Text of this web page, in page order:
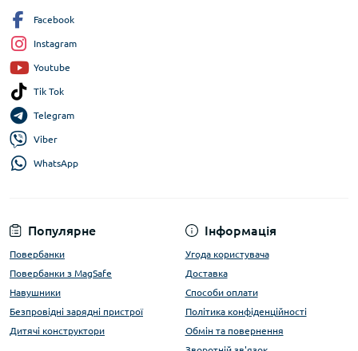
Популярне
Повербанки
Повербанки з MagSafe
Навушники
Безпровідні зарядні пристрої
Дитячі конструктори
Інформація
Угода користувача
Доставка
Способи оплати
Політика конфіденційності
Обмін та повернення
Facebook
Instagram
Youtube
Tik Tok
Telegram
Viber
WhatsApp